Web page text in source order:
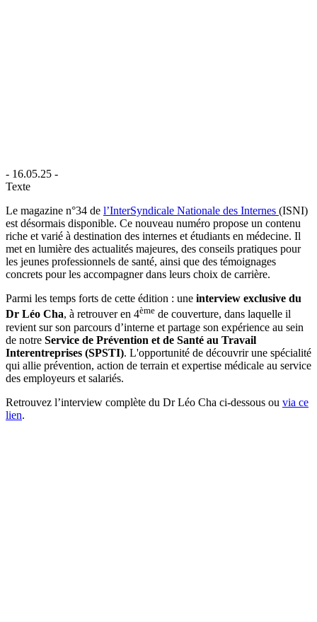
- 16.05.25 -
Texte
Le magazine n°34 de l’InterSyndicale Nationale des Internes (ISNI)
est désormais disponible. Ce nouveau numéro propose un contenu
riche et varié à destination des internes et étudiants en médecine. Il
met en lumière des actualités majeures, des conseils pratiques pour
les jeunes professionnels de santé, ainsi que des témoignages
concrets pour les accompagner dans leurs choix de carrière.
Parmi les temps forts de cette édition : une interview exclusive du
Dr Léo Cha, à retrouver en 4ème de couverture, dans laquelle il
revient sur son parcours d’interne et partage son expérience au sein
de notre Service de Prévention et de Santé au Travail
Interentreprises (SPSTI). L'opportunité de découvrir une spécialité
qui allie prévention, action de terrain et expertise médicale au service
des employeurs et salariés.
Retrouvez l’interview complète du Dr Léo Cha ci-dessous ou via ce
lien.